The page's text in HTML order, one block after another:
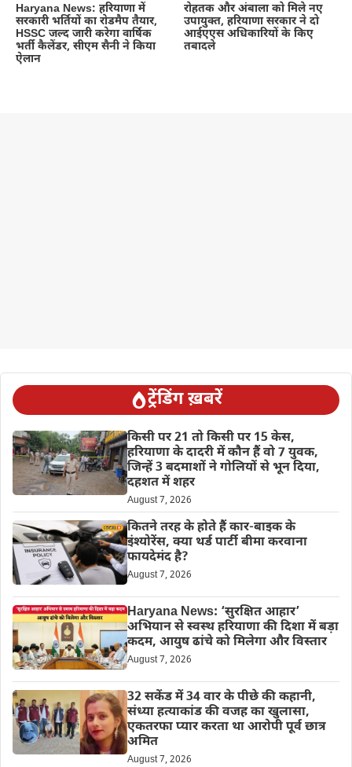
Haryana News: हरियाणा में
सरकारी भर्तियों का रोडमैप तैयार,
HSSC जल्द जारी करेगा वार्षिक
भर्ती कैलेंडर, सीएम सैनी ने किया
ऐलान
रोहतक और अंबाला को मिले नए
उपायुक्त, हरियाणा सरकार ने दो
आईएएस अधिकारियों के किए
तबादले
ट्रेंडिंग ख़बरें
किसी पर 21 तो किसी पर 15 केस,
हरियाणा के दादरी में कौन हैं वो 7 युवक,
जिन्हें 3 बदमाशों ने गोलियों से भून दिया,
दहशत में शहर
August 7, 2026
कितने तरह के होते हैं कार-बाइक के
इंश्योरेंस, क्या थर्ड पार्टी बीमा करवाना
फायदेमंद है?
August 7, 2026
Haryana News: ‘सुरक्षित आहार’
अभियान से स्वस्थ हरियाणा की दिशा में बड़ा
कदम, आयुष ढांचे को मिलेगा और विस्तार
August 7, 2026
32 सकेंड में 34 वार के पीछे की कहानी,
संध्या हत्याकांड की वजह का खुलासा,
एकतरफा प्यार करता था आरोपी पूर्व छात्र
अमित
August 7, 2026